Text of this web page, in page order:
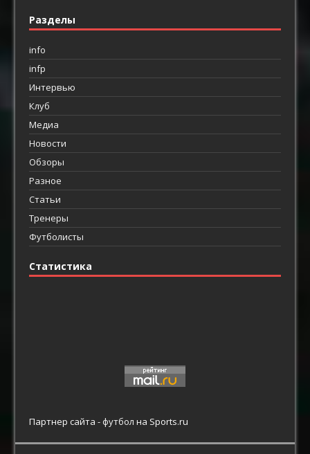
Разделы
info
infp
Интервью
Клуб
Медиа
Новости
Обзоры
Разное
Статьи
Тренеры
Футболисты
Статистика
Партнер сайта -футбол на Sports.ru